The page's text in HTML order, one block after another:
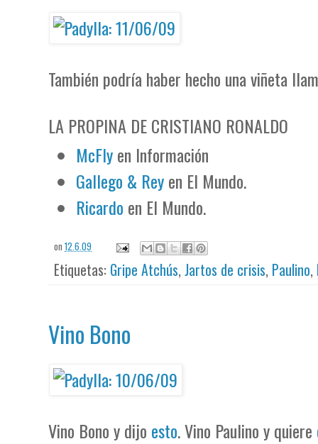
También podría haber hecho una viñeta
LA PROPINA DE CRISTIANO RONALDO
McFlyen Información
Gallego & Reyen El Mundo.
Ricardo en El Mundo.
on12.6.09
Etiquetas: Gripe Atchús,Jartos de crisis, Paulino,
Vino Bono
Vino Bono y dijo esto. Vino Paulino y quiere